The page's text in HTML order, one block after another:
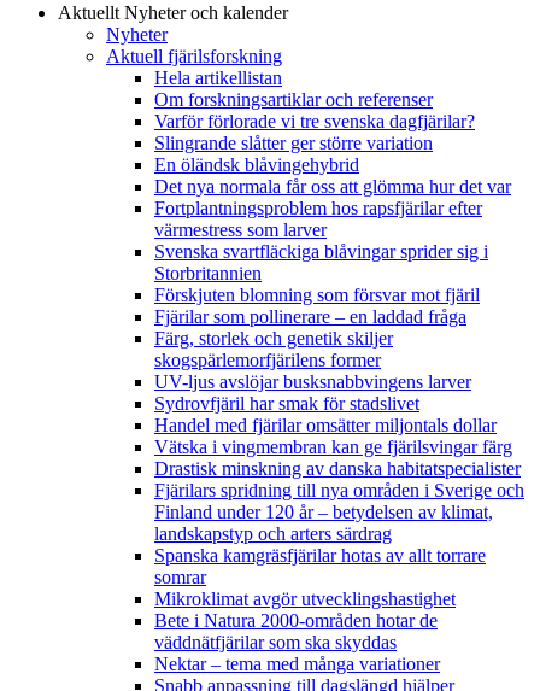
Aktuellt Nyheter och kalender
Nyheter
Aktuell fjärilsforskning
Hela artikellistan
Om forskningsartiklar och referenser
Varför förlorade vi tre svenska dagfjärilar?
Slingrande slåtter ger större variation
En öländsk blåvingehybrid
Det nya normala får oss att glömma hur det var
Fortplantningsproblem hos rapsfjärilar efter
värmestress som larver
Svenska svartfläckiga blåvingar sprider sig i
Storbritannien
Förskjuten blomning som försvar mot fjäril
Fjärilar som pollinerare – en laddad fråga
Färg, storlek och genetik skiljer
skogspärlemorfjärilens former
UV-ljus avslöjar busksnabbvingens larver
Sydrovfjäril har smak för stadslivet
Handel med fjärilar omsätter miljontals dollar
Vätska i vingmembran kan ge fjärilsvingar färg
Drastisk minskning av danska habitatspecialister
Fjärilars spridning till nya områden i Sverige och
Finland under 120 år– betydelsen av klimat,
landskapstyp och arters särdrag
Spanska kamgräsfjärilar hotas av allt torrare
somrar
Mikroklimat avgör utvecklingshastighet
Bete i Natura 2000-områden hotar de
väddnätfjärilar som ska skyddas
Nektar – tema med många variationer
Snabb anpassning till dagslängd hjälper